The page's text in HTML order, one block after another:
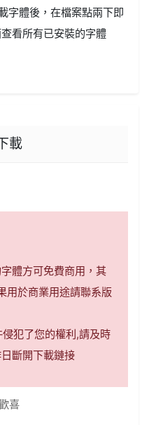
字體後，在檔案點兩下即
看所有已安裝的字體
載
體方可免費商用，其
用於商業用途請聯系版
犯了您的權利,請及時
斷開下載鏈接
喜